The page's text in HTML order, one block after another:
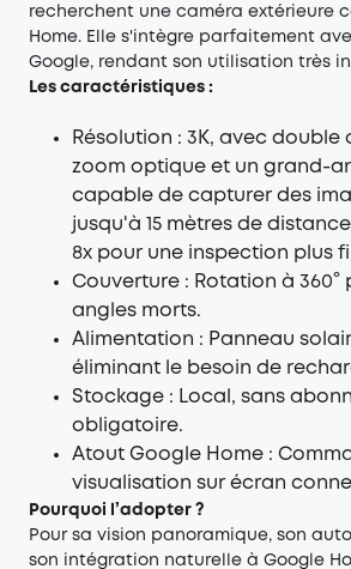
recherchent une caméra extérieure
Home. Elle s'intègre parfaitement
Google, rendant son utilisation très
Les caractéristiques :
Résolution : 3K, avec
zoom optique et un grand-
capable de capturer des
jusqu'à 15 mètres de
8x pour une inspection plus
Couverture : Rotation à 360°
angles morts.
Alimentation : Panneau
éliminant le besoin de
Stockage : Local, sans
obligatoire.
Atout Google Home :
visualisation sur écran
Pourquoi l’adopter ?
Pour sa vision panoramique, son
son intégration naturelle à Google